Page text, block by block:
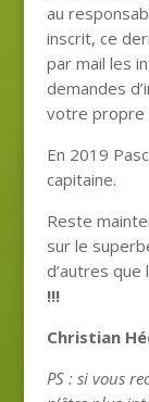
au
inscrit, ce
par mail les
demandes
votre propre
En 2019
capitaine.
Reste
sur le
d’autres que
!!!
Christian
PS : si vous